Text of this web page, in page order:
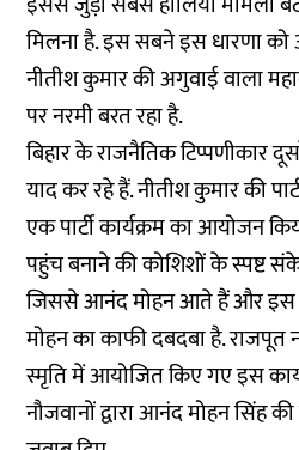
मिलना है. इस सबने इस धारणा को
नीतीश कुमार की अगुवाई वाला
पर नरमी बरत रहा है.
बिहार के राजनैतिक टिप्पणीकार
याद कर रहे हैं. नीतीश कुमार की
एक पार्टी कार्यक्रम का आयोजन
पहुंच बनाने की कोशिशों के स्पष्ट
जिससे आनंद मोहन आते हैं और इस
मोहन का काफी दबदबा है. राजपूत
स्मृति में आयोजित किए गए इस
नौजवानों द्वारा आनंद मोहन सिंह